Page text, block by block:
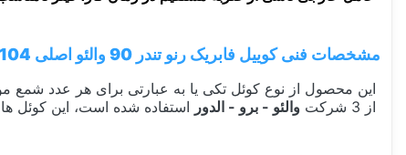
مشخصات فنی کوییل فابریک رنو تندر 90 والئو اصلی 245104
از 3 شرکت
والئو - برو - الدور استفاده شده است، این کوئل